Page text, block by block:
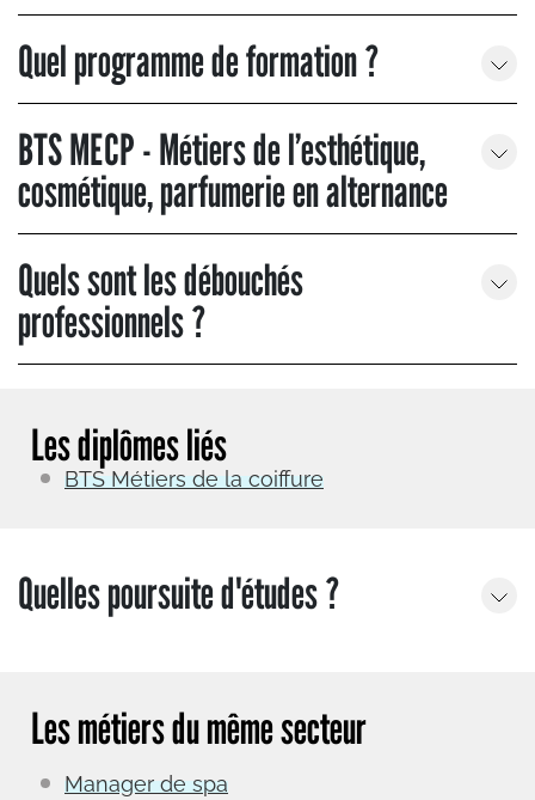
Quel programme de formation ?
BTS MECP - Métiers de l’esthétique,
cosmétique, parfumerie en alternance
Quels sont les débouchés
professionnels ?
Les diplômes liés
BTS Métiers de la coiffure
Quelles poursuite d'études ?
Les métiers du même secteur
Manager de spa